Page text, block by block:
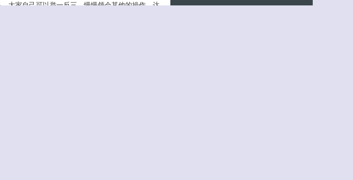
大家自己可以举一反三，慢慢领会其他的操作，达